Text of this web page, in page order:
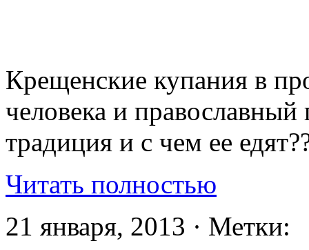
Крещенские купания в
человека и
традиция и с чем ее
Читать полностью
21 января, 2013 · Метки: